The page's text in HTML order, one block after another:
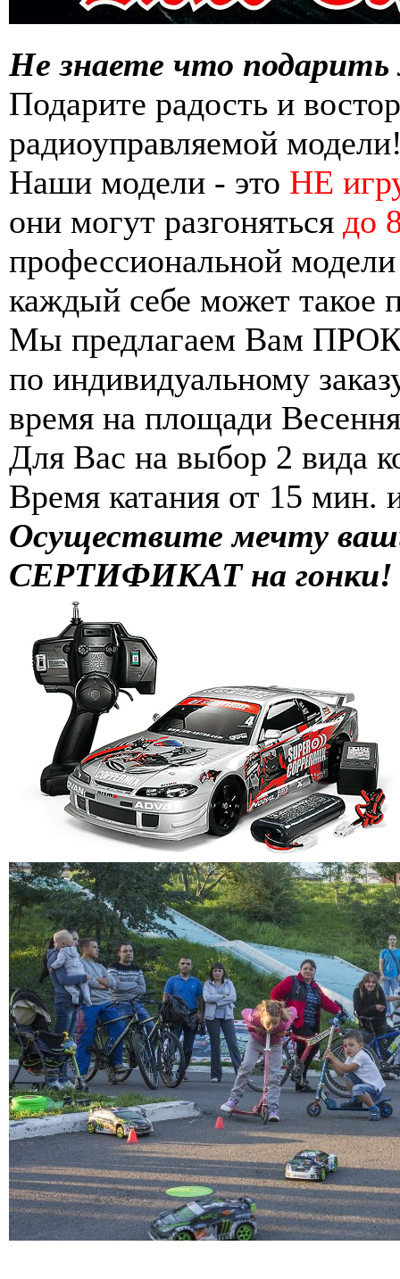
Не знаете что
Подарите радость и
радиоуправляемой
Наши модели - это НЕ
они могут разгоняться до
профессиональной
каждый себе может такое
Мы предлагаем Вам
по индивидуальному
время на площади
Для Вас на выбор 2 вида
Время катания от 15 мин.
Осуществите мечту
СЕРТИФИКАТ на гонки!